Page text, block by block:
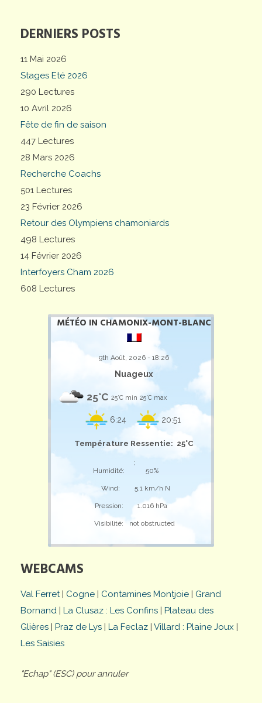
DERNIERS POSTS
11 Mai 2026
Stages Eté 2026
290 Lectures
10 Avril 2026
Fête de fin de saison
447 Lectures
28 Mars 2026
Recherche Coachs
501 Lectures
23 Février 2026
Retour des Olympiens chamoniards
498 Lectures
14 Février 2026
Interfoyers Cham 2026
608 Lectures
MÉTÉO IN CHAMONIX-MONT-BLANC
9th Août, 2026 - 18:26
Nuageux
25°C 25°C min 25°C max
6:24 20:51
Température Ressentie: 25°C
;
Humidité:
50%
Wind: 5,1 km/h N
Pression: 1.016 hPa
Visibilité: not obstructed
WEBCAMS
Val Ferret| Cogne | Contamines Montjoie | Grand
Bornand | La Clusaz : Les Confins | Plateau des
Glières | Praz de Lys | La Feclaz | Villard : Plaine Joux |
Les Saisies
"Echap" (ESC) pour annuler